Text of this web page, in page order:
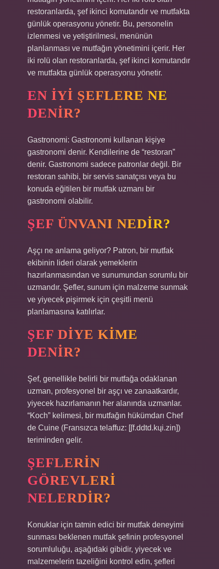
restoranlarda, şef ikinci komutandır ve mutfakta
günlük operasyonu yönetir. Bu, personelin
izlenmesi ve yetiştirilmesi, menünün
planlanması ve mutfağın yönetimini içerir. Her
iki rolü olan restoranlarda, şef ikinci komutandır
ve mutfakta günlük operasyonu yönetir.
EN IYI ŞEFLERE NE
DENIR?
Gastronomi: Gastronomi kullanan kişiye
gastronomi denir. Kendilerine de “restoran”
denir. Gastronomi sadece patronlar değil. Bir
restoran sahibi, bir servis sanatçısı veya bu
konuda eğitilen bir mutfak uzmanı bir
gastronomi olabilir.
ŞEF ÜNVANI NEDIR?
Aşçı ne anlama geliyor? Patron, bir mutfak
ekibinin lideri olarak yemeklerin
hazırlanmasından ve sunumundan sorumlu bir
uzmandır. Şefler, sunum için malzeme sunmak
ve yiyecek pişirmek için çeşitli menü
planlamasına katılırlar.
ŞEF DIYE KIME
DENIR?
Şef, genellikle belirli bir mutfağa odaklanan
uzman, profesyonel bir aşçı ve zanaatkardır,
yiyecek hazırlamanın her alanında uzmanlar.
“Koch” kelimesi, bir mutfağın hükümdarı Chef
de Cuine (Fransızca telaffuz: [ʃf.ddtd.kɥi.zin])
teriminden gelir.
ŞEFLERIN
GÖREVLERI
NELERDIR?
Konuklar için tatmin edici bir mutfak deneyimi
sunması beklenen mutfak şefinin profesyonel
sorumluluğu, aşağıdaki gibidir, yiyecek ve
malzemelerin tazeliğini kontrol edin, şefleri